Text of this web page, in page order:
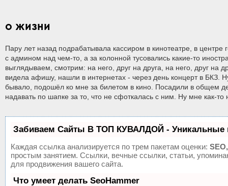
О ЖИЗНИ
Пару лет назад подрабатывала кассиром в кинотеатре, в
с админом над чем-то, а за колонной тусовались какие-то
выглядываем, смотрим: на него, друг на друга, на него, друг
видела афишу, нашли в интернетах - через день концерт в БКЗ.
бывало, подошёл ко мне за билетом в кино. Посадили в общем
надавать по шапке за то, что не сфоткалась с ним. Ну мне как-
Забиваем Сайты В ТОП КУВАЛДОЙ - Уникальные
Каждая ссылка анализируется по трем пакетам оценки:
простым занятием. Ссылки, вечные ссылки, статьи,
для продвижения вашего сайта.
Что умеет делать SeoHammer